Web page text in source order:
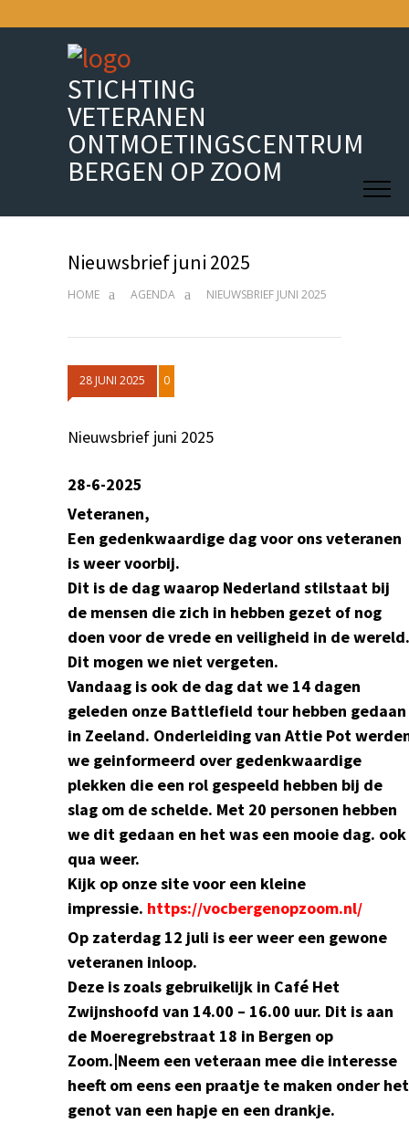
STICHTING
VETERANEN
ONTMOETINGSCENTRUM
BERGEN OP ZOOM
Nieuwsbrief juni 2025
HOME AGENDA NIEUWSBRIEF JUNI 2025
28 JUNI 2025 0
Nieuwsbrief juni 2025
28-6-2025
Veteranen,
Een gedenkwaardige dag voor ons veteranen
is weer voorbij.
Dit is de dag waarop Nederland stilstaat bij
de mensen die zich in hebben gezet of nog
doen voor de vrede en veiligheid in de wereld.
Dit mogen we niet vergeten.
Vandaag is ook de dag dat we 14 dagen
geleden onze Battlefield tour hebben gedaan
in Zeeland. Onderleiding van Attie Pot
we geinformeerd over gedenkwaardige
plekken die een rol gespeeld hebben bij de
slag om de schelde. Met 20 personen hebben
we dit gedaan en het was een mooie dag. ook
qua weer.
Kijk op onze site voor een kleine
impressie. https://vocbergenopzoom.nl/
Op zaterdag 12 juli is eer weer een gewone
veteranen inloop.
Deze is zoals gebruikelijk in Café Het
Zwijnshoofd van 14.00 – 16.00 uur. Dit is aan
de Moeregrebstraat 18 in Bergen op
Zoom.|Neem een veteraan mee die interesse
heeft om eens een praatje te maken onder het
genot van een hapje en een drankje.